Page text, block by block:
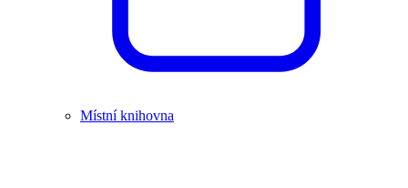
Místní knihovna